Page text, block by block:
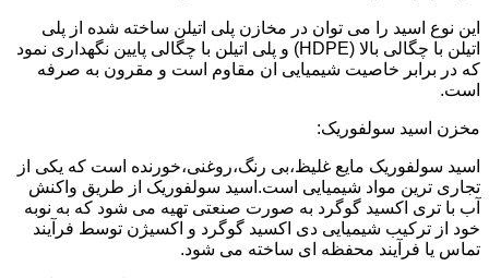
این نوع اسید را می توان در مخازن پلی اتیلن ساخته شده از پلی
اتیلن با چگالی بالا (HDPE) و پلی اتیلن با چگالی پایین نگهداری نمود
که در برابر خاصیت شیمیایی ان مقاوم است و مقرون به صرفه
است.
مخزن اسید سولفوریک:
اسید سولفوریک مایع غلیظ،بی رنگ،روغنی،خورنده است که یکی از
تجاری ترین مواد شیمیایی است.اسید سولفوریک از طریق واکنش
آب با تری اکسید گوگرد به صورت صنعتی تهیه می شود که به نوبه
خود از ترکیب شیمیایی دی اکسید گوگرد و اکسیژن توسط فرآیند
تماس یا فرآیند محفظه ای ساخته می شود.